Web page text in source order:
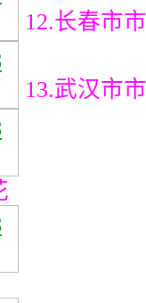
12.长春市
13.武汉市